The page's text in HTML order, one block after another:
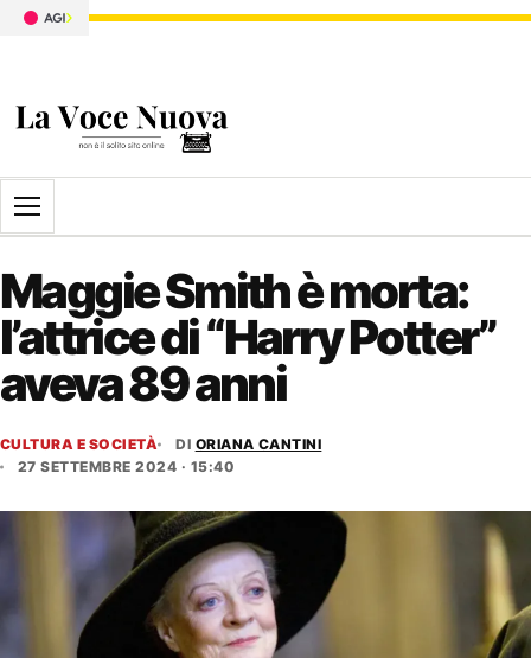
Apri il menu
Maggie Smith è morta:
l’attrice di “Harry Potter”
aveva 89 anni
CULTURA E SOCIETÀ DI ORIANA CANTINI
27 SETTEMBRE 2024 · 15:40